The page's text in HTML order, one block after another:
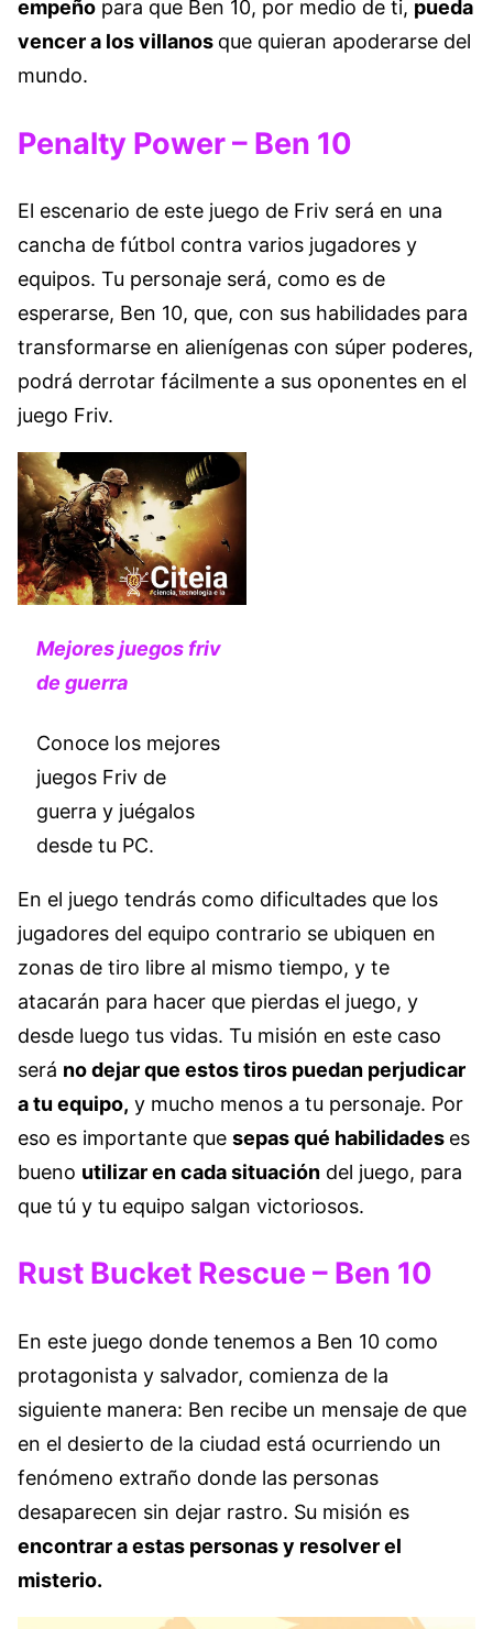
empeño para que Ben 10, por medio de ti, pueda
vencer a los villanos que quieran apoderarse del
mundo.
Penalty Power – Ben 10
El escenario de este juego de Friv será en una
cancha de fútbol contra varios jugadores y
equipos. Tu personaje será, como es de
esperarse, Ben 10, que, con sus habilidades para
transformarse en alienígenas con súper poderes,
podrá derrotar fácilmente a sus oponentes en el
juego Friv.
Mejores juegos friv
de guerra
Conoce los mejores
juegos Friv de
guerra y juégalos
desde tu PC.
En el juego tendrás como dificultades que los
jugadores del equipo contrario se ubiquen en
zonas de tiro libre al mismo tiempo, y te
atacarán para hacer que pierdas el juego, y
desde luego tus vidas. Tu misión en este caso
será no dejar que estos tiros puedan perjudicar
a tu equipo, y mucho menos a tu personaje. Por
eso es importante que sepas qué habilidades es
bueno utilizar en cada situación del juego, para
que tú y tu equipo salgan victoriosos.
Rust Bucket Rescue – Ben 10
En este juego donde tenemos a Ben 10 como
protagonista y salvador, comienza de la
siguiente manera: Ben recibe un mensaje de que
en el desierto de la ciudad está ocurriendo un
fenómeno extraño donde las personas
desaparecen sin dejar rastro. Su misión es
encontrar a estas personas y resolver el
misterio.